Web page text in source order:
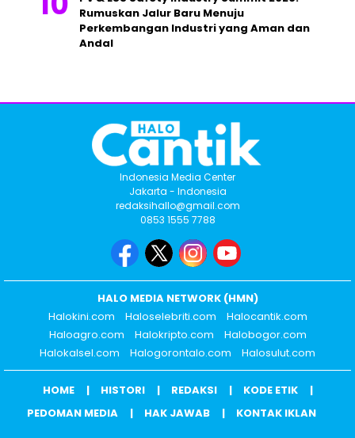
Rumuskan Jalur Baru Menuju
Perkembangan Industri yang Aman dan
Andal
Indonesia Media Center
Jakarta - Indonesia
redaksihallo@gmail.com
0853 1555 7788
HALO MEDIA NETWORK (HMN)
Halokini.com
Haloselebriti.com
Halocantik.com
Haloagro.com
Halokripto.com
Halobogor.com
Halokalsel.com
Halogorontalo.com Halosulut.com
HOME HISTORI REDAKSI
KODE ETIK
PEDOMAN MEDIA
HAK JAWAB KONTAK IKLAN